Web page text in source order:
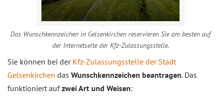
Das Wunschkennzeichen in Gelsenkirchen reservieren Sie am besten auf
der Internetseite der Kfz-Zulassungsstelle.
Sie können bei der Kfz-Zulassungsstelle der Stadt
Gelsenkirchen das Wunschkennzeichen beantragen. Das
funktioniert aufzwei Art und Weisen: